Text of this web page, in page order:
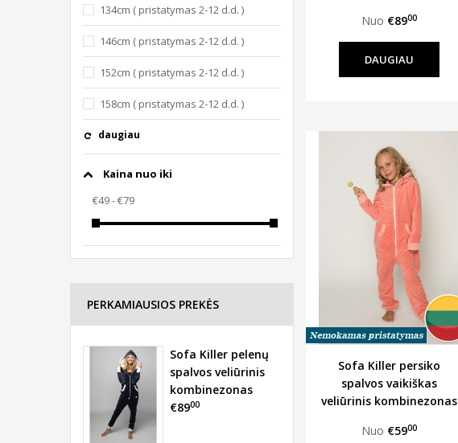
Nuo €8900
DAUGIAU
Sofa Killer persiko
spalvos vaikiškas
veliūrinis kombinezonas
Nuo €5900
134cm ( pristatymas 2-12 d.d. )
146cm ( pristatymas 2-12 d.d. )
152cm ( pristatymas 2-12 d.d. )
158cm ( pristatymas 2-12 d.d. )
daugiau
Kaina nuo iki
PERKAMIAUSIOS PREKĖS
Sofa Killer pelenų
spalvos veliūrinis
kombinezonas
€8900